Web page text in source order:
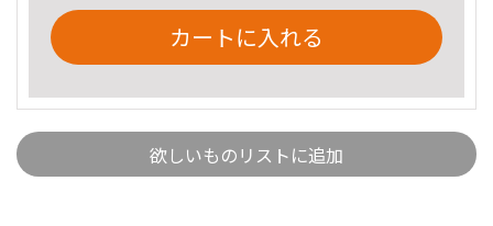
カートに入れる
欲しいものリストに追加